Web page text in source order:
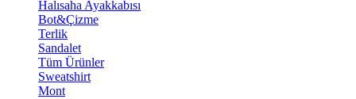
Halısaha Ayakkabısı
Bot&Çizme
Terlik
Sandalet
Tüm Ürünler
Sweatshirt
Mont